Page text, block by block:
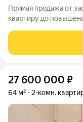
Прямая продажа от
квартиру до
площадью 45.3 кв.м.
отделки. - Просторная
27 600 000 ₽
64 м² 2-комн.